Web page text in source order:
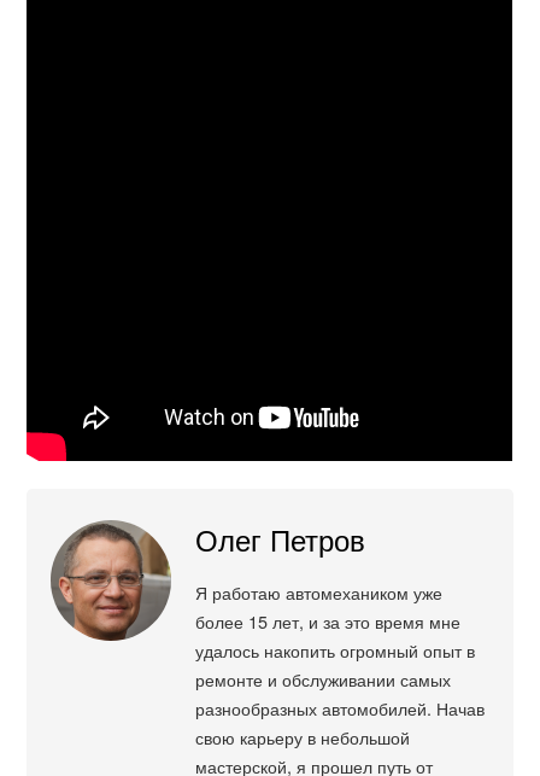
Олег Петров
Я работаю автомехаником уже
более 15 лет, и за это время мне
удалось накопить огромный опыт в
ремонте и обслуживании самых
разнообразных автомобилей. Начав
свою карьеру в небольшой
мастерской, я прошел путь от